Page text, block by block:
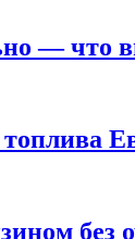
— что
без